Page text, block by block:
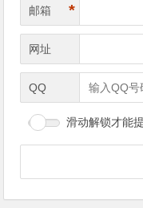
邮箱 *
网址
QQ
滑动解锁才能